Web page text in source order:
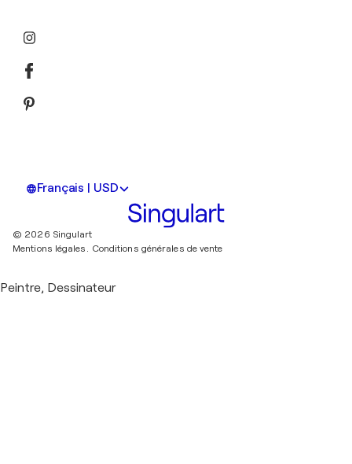
Français | USD
© 2026 Singulart
Mentions légales. Conditions générales de vente
Peintre, Dessinateur